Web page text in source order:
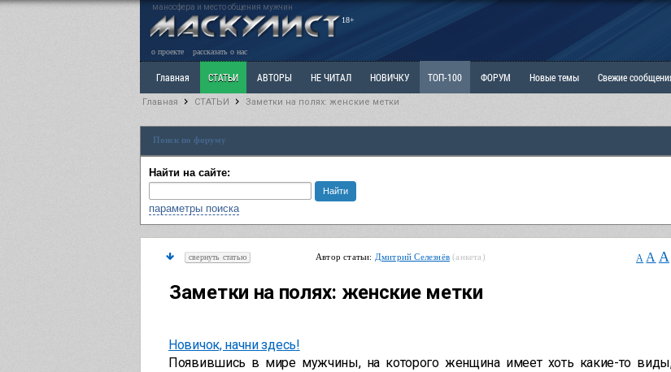
маносфера и место общения мужчин
18+
о проекте рассказать о нас
Главная СТАТЬИ АВТОРЫ НЕ ЧИТАЛ НОВИЧКУ ТОП-100 ФОРУМ Новые темы Свежие
РАЗДЕЛ: Разное
Главная СТАТЬИ Заметки на полях: женские метки
Поиск по форуму
Найти на сайте:
параметры поиска
свернуть статью Автор статьи: Дмитрий Селезнёв (анкета) A A A
Заметки на полях: женские метки
Новичок, начни здесь!
Появившись в мире мужчины, на которого женщина имеет хоть какие-то